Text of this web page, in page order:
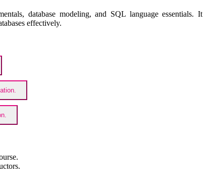
database modeling, and SQL language essentials. It
effectively.